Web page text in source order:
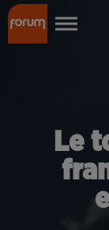
Le